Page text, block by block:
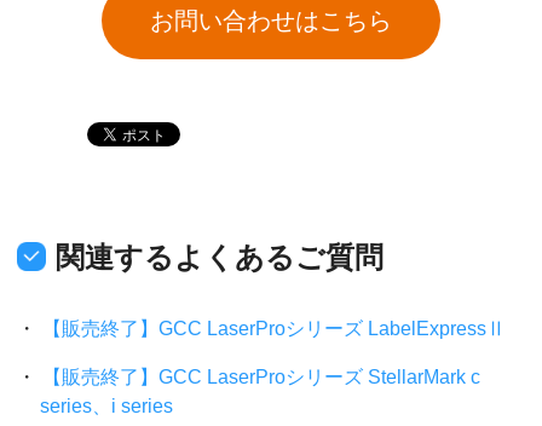
お問い合わせはこちら
関連するよくあるご質問
【販売終了】GCC LaserProシリーズ LabelExpressⅡ
【販売終了】GCC LaserProシリーズ StellarMark c
series、i series